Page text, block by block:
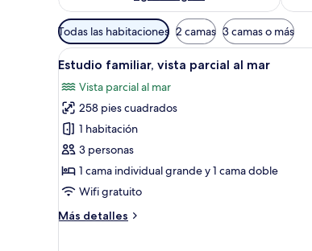
Filtros
disponibles
para
habitaciones
Todas las habitaciones 2 camas 3 camas o más
Abrir
todas
las
fotos
de
Estudio
familiar,
vista
parcial
al
Habitación de
12
Estudio familiar, vista parcial al mar
Vista parcial al mar
258 pies cuadrados
1 habitación
3 personas
1 cama individual grande y 1 cama doble
Wifi gratuito
Más detalles
Más